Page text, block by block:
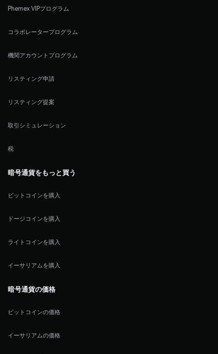
Phemex VIPプログラム
コラボレータープログラム
機関アカウントプログラム
リスティング申請
リスティング提案
取引シミュレーション
税
暗号通貨をもっと買う
ビットコインを購入
ドージコインを購入
ライトコインを購入
イーサリアムを購入
暗号通貨の価格
ビットコインの価格
イーサリアムの価格